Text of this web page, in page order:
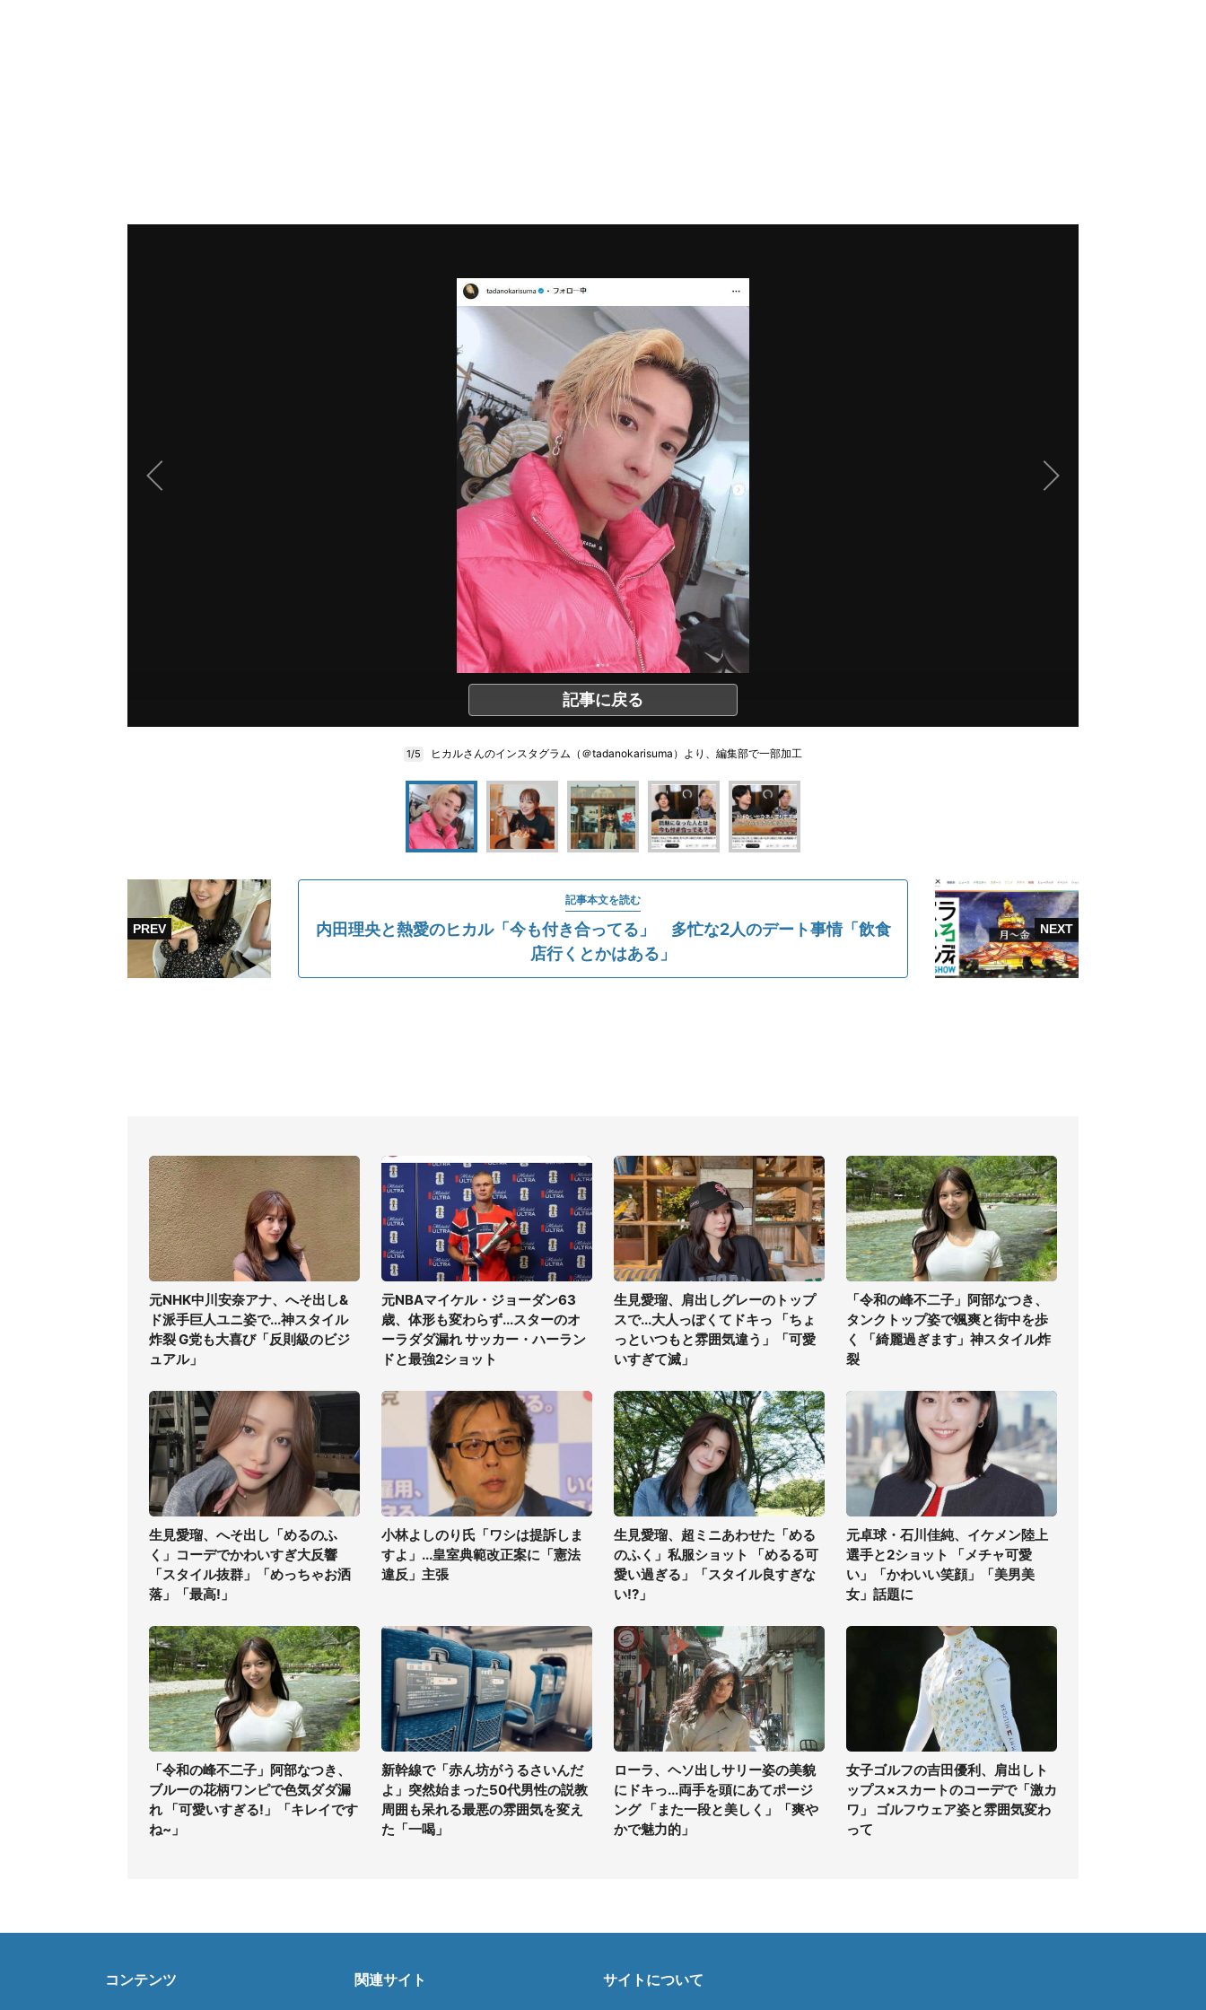
記事に戻る
1/5 ヒカルさんのインスタグラム（＠tadanokarisuma）より、編集部で一部加工
記事本文を読む
内田理央と熱愛のヒカル「今も付き合ってる」 多忙な2人のデート事情「飲食
店行くとかはある」
元NHK中川安奈アナ、へそ出し&
ド派手巨人ユニ姿で...神スタイル
炸裂 G党も大喜び「反則級のビジ
ュアル」
元NBAマイケル・ジョーダン63
歳、体形も変わらず...スターのオ
ーラダダ漏れ サッカー・ハーラン
ドと最強2ショット
生見愛瑠、肩出しグレーのトップ
スで...大人っぽくてドキっ 「ちょ
っといつもと雰囲気違う」「可愛
いすぎて滅」
「令和の峰不二子」阿部なつき、
タンクトップ姿で颯爽と街中を歩
く 「綺麗過ぎます」神スタイル炸
裂
生見愛瑠、へそ出し「めるのふ
く」コーデでかわいすぎ大反響
「スタイル抜群」「めっちゃお洒
落」「最高!」
小林よしのり氏「ワシは提訴しま
すよ」...皇室典範改正案に「憲法
違反」主張
生見愛瑠、超ミニあわせた「める
のふく」私服ショット 「めるる可
愛い過ぎる」「スタイル良すぎな
い!?」
元卓球・石川佳純、イケメン陸上
選手と2ショット 「メチャ可愛
い」「かわいい笑顔」「美男美
女」話題に
「令和の峰不二子」阿部なつき、
ブルーの花柄ワンピで色気ダダ漏
れ 「可愛いすぎる!」「キレイです
ね~」
新幹線で「赤ん坊がうるさいんだ
よ」突然始まった50代男性の説教
周囲も呆れる最悪の雰囲気を変え
た「一喝」
ローラ、ヘソ出しサリー姿の美貌
にドキっ...両手を頭にあてポージ
ング 「また一段と美しく」「爽や
かで魅力的」
女子ゴルフの吉田優利、肩出しト
ップス×スカートのコーデで「激カ
ワ」 ゴルフウェア姿と雰囲気変わ
って
コンテンツ 関連サイト サイトについて